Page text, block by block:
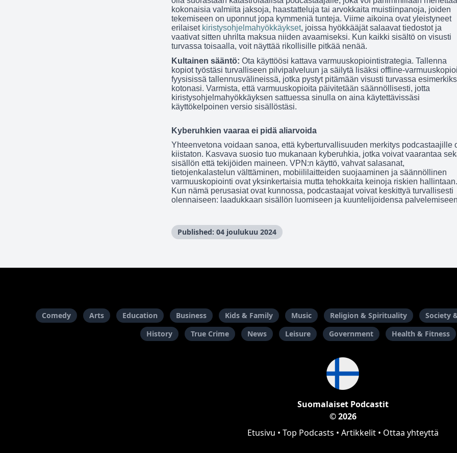
kokonaisia valmiita jaksoja, haastatteluja tai arvokkaita muistiinpanoja, joiden
tekemiseen on uponnut jopa kymmeniä tunteja. Viime aikoina ovat yleistyneet
erilaiset kiristysohjelmahyökkäykset, joissa hyökkääjät salaavat tiedostot ja
vaativat sitten uhrilta maksua niiden avaamiseksi. Kun kaikki sisältö on visusti
turvassa toisaalla, voit näyttää rikollisille pitkää nenää.
Kultainen sääntö: Ota käyttöösi kattava varmuuskopiointistrategia. Tallenna
kopiot työstäsi turvalliseen pilvipalveluun ja säilytä lisäksi offline-
fyysisissä tallennusvälineissä, jotka pystyt pitämään visusti turvassa
kotonasi. Varmista, että varmuuskopioita päivitetään säännöllisesti, jotta
kiristysohjelmahyökkäyksen sattuessa sinulla on aina käytettävissäsi
käyttökelpoinen versio sisällöstäsi.
Kyberuhkien vaaraa ei pidä aliarvoida
Yhteenvetona voidaan sanoa, että kyberturvallisuuden merkitys podcastaajille
kiistaton. Kasvava suosio tuo mukanaan kyberuhkia, jotka voivat vaarantaa
sisällön että tekijöiden maineen. VPN:n käyttö, vahvat salasanat,
tietojenkalastelun välttäminen, mobiililaitteiden suojaaminen ja säännöllinen
varmuuskopiointi ovat yksinkertaisia mutta tehokkaita keinoja riskien hallintaan.
Kun nämä perusasiat ovat kunnossa, podcastaajat voivat keskittyä turvallisesti
olennaiseen: laadukkaan sisällön luomiseen ja kuuntelijoidensa
Published: 04 joulukuu 2024
Comedy Arts Education Business Kids & Family Music Religion & Spirituality Society
History
True Crime News Leisure Government Health & Fitness
Suomalaiset Podcastit
© 2026
Etusivu • Top Podcasts • Artikkelit• Ottaa yhteyttä